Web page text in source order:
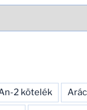
2 kötelék